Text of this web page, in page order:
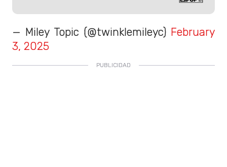
— Miley Topic (@twinklemileyc) February
3, 2025